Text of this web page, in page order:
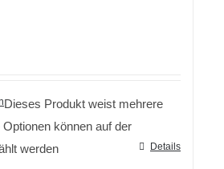
Dieses Produkt weist mehrere
können auf der
werden
Details